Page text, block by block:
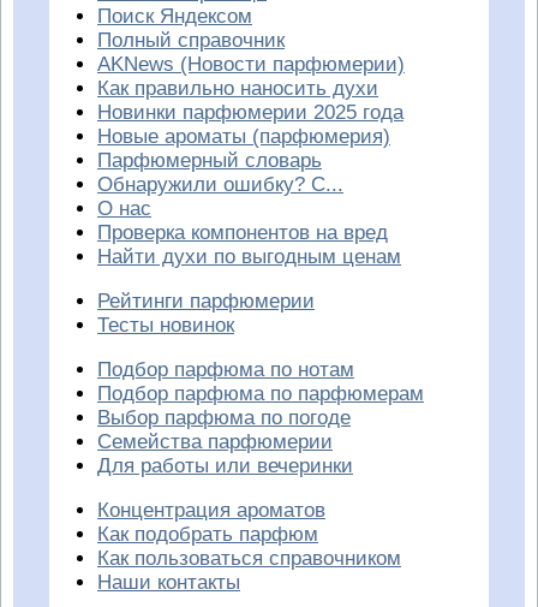
Поиск Яндексом
Полный справочник
AKNews (Новости парфюмерии)
Как правильно наносить духи
Новинки парфюмерии 2025 года
Новые ароматы (парфюмерия)
Парфюмерный словарь
Обнаружили ошибку? С...
О нас
Проверка компонентов на вред
Найти духи по выгодным ценам
Рейтинги парфюмерии
Тесты новинок
Подбор парфюма по нотам
Подбор парфюма по парфюмерам
Выбор парфюма по погоде
Семейства парфюмерии
Для работы или вечеринки
Концентрация ароматов
Как подобрать парфюм
Как пользоваться справочником
Наши контакты